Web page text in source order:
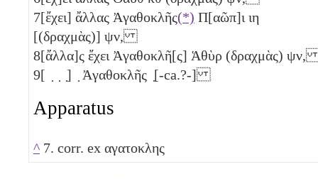
7[ἔχει] ἄλλας Ἀγαθοκλῆς(*) Π[αῶπ]ι ιη
[(δραχμὰς)] ψν,
8[ἄλλα]ς ἔχει Ἀγαθοκλῆ[ς] Ἁθὺρ (δραχμὰς) ψν
9[ ̣ ̣ ̣] ̣ Ἀγαθοκλῆς ̣[-ca.?-]
Apparatus
^ 7. corr. ex αγατοκλης